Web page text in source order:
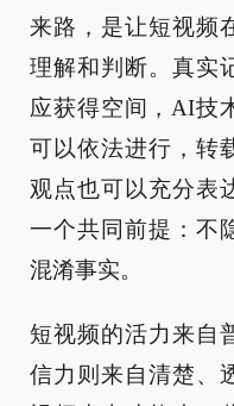
来路，是让短视频
理解和判断。真实
应获得空间，AI技
可以依法进行，转
观点也可以充分表
一个共同前提：不
混淆事实。
短视频的活力来自
信力则来自清楚、